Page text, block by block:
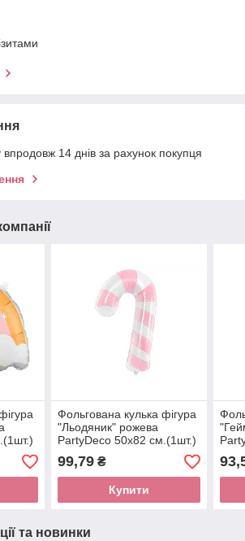
14 днів за рахунок покупця
Фольгована кулька фігура
"Льодяник" рожева
PartyDeco 50х82 см.(1шт.)
99,79₴
Купити
та новинки